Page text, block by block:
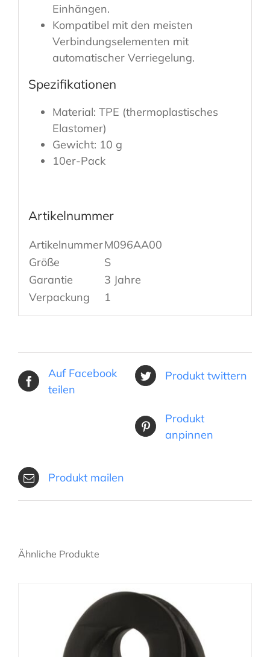
Einhängen.
Kompatibel mit den meisten
Verbindungselementen mit
automatischer Verriegelung.
Spezifikationen
Material: TPE (thermoplastisches
Elastomer)
Gewicht: 10 g
10er-Pack
Artikelnummer
ArtikelnummerM096AA00
Größe
S
Garantie
3 Jahre
Verpackung
1
Auf Facebook
teilen
Produkt twittern
Produkt
anpinnen
Produkt mailen
Ähnliche Produkte